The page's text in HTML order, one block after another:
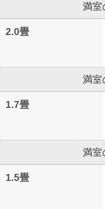
満室
2.0畳
満室
1.7畳
満室
1.5畳